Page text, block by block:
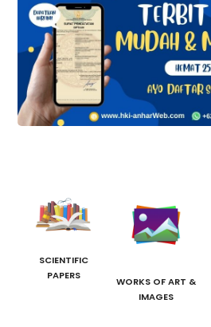
SCIENTIFIC
PAPERS
WORKS OF ART &
IMAGES